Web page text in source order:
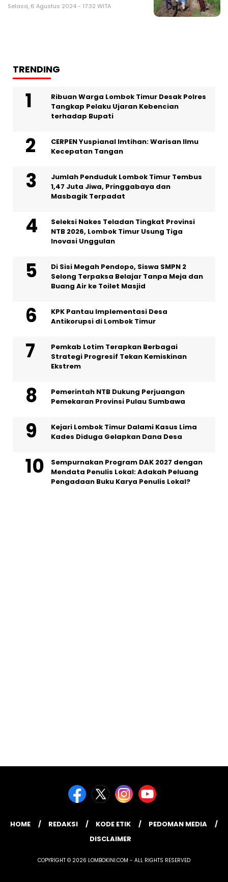
Selasa, 6 Agustus 2024 - 17:32 WITA
TRENDING
Ribuan Warga Lombok Timur Desak Polres
Tangkap Pelaku Ujaran Kebencian
terhadap Bupati
CERPEN Yuspianal Imtihan: Warisan Ilmu
Kecepatan Tangan
Jumlah Penduduk Lombok Timur Tembus
1,47 Juta Jiwa, Pringgabaya dan
Masbagik Terpadat
Seleksi Nakes Teladan Tingkat Provinsi
NTB 2026, Lombok Timur Usung Tiga
Inovasi Unggulan
Di Sisi Megah Pendopo, Siswa SMPN 2
Selong Terpaksa Belajar Tanpa Meja dan
Buang Air ke Toilet Masjid
KPK Pantau Implementasi Desa
Antikorupsi di Lombok Timur
Pemkab Lotim Terapkan Berbagai
Strategi Progresif Tekan Kemiskinan
Ekstrem
Pemerintah NTB Dukung Perjuangan
Pemekaran Provinsi Pulau Sumbawa
Kejari Lombok Timur Dalami Kasus Lima
Kades Diduga Gelapkan Dana Desa
Sempurnakan Program DAK 2027 dengan
Mendata Penulis Lokal: Adakah Peluang
Pengadaan Buku Karya Penulis Lokal?
HOME REDAKSI KODE ETIK
PEDOMAN MEDIA
DISCLAIMER
COPYRIGHT © 2026 LOMBOKINI.COM - ALL RIGHTS RESERVED